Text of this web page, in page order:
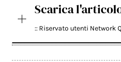
Scarica
:: Riservato utenti Network